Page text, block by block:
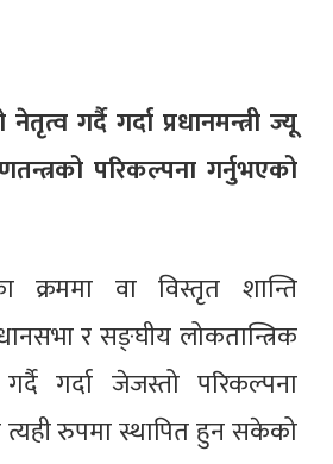
गर्दै गर्दा प्रधानमन्त्री ज्यू
परिकल्पना गर्नुभएको
क्रममा वा विस्तृत शान्ति
र सङ्घीय लोकतान्त्रिक
गर्दा जेजस्तो परिकल्पना
रुपमा स्थापित हुन सकेको